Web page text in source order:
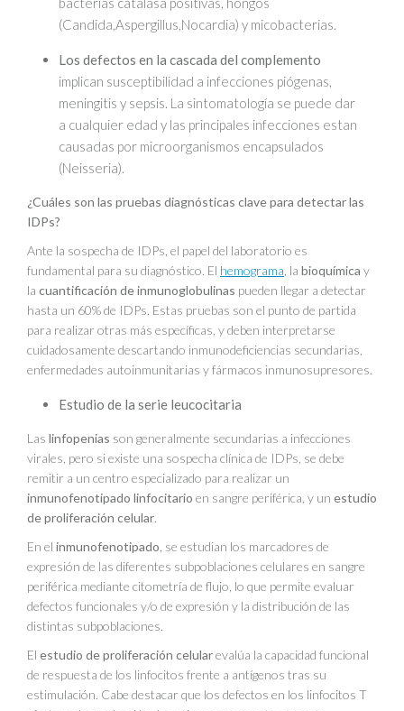
(Candida,Aspergillus,Nocardia) y micobacterias.
Los defectos en la cascada del complemento
implican susceptibilidad a infecciones piógenas,
meningitis y sepsis. La sintomatología se puede dar
a cualquier edad y las principales infecciones estan
causadas por microorganismos encapsulados
(Neisseria).
¿Cuáles son las pruebas diagnósticas clave para detectar las
IDPs?
Ante la sospecha de IDPs, el papel del laboratorio es
fundamental para su diagnóstico. El hemograma , la bioquímica y
la cuantificación de inmunoglobulinas pueden llegar a detectar
hasta un 60% de IDPs. Estas pruebas son el punto de partida
para realizar otras más específicas, y deben interpretarse
cuidadosamente descartando inmunodeficiencias secundarias,
enfermedades autoinmunitarias y fármacos inmunosupresores.
Estudio de la serie leucocitaria
Las linfopenias son generalmente secundarias a infecciones
virales, pero si existe una sospecha clínica de IDPs, se debe
remitir a un centro especializado para realizar un
inmunofenotipado linfocitario en sangre periférica, y un estudio
de proliferación celular.
En el inmunofenotipado , se estudian los marcadores de
expresión de las diferentes subpoblaciones celulares en sangre
periférica mediante citometría de flujo, lo que permite evaluar
defectos funcionales y/o de expresión y la distribución de las
distintas subpoblaciones.
El estudio de proliferación celularevalúa la capacidad funcional
de respuesta de los linfocitos frente a antígenos tras su
estimulación. Cabe destacar que los defectos en los linfocitos T